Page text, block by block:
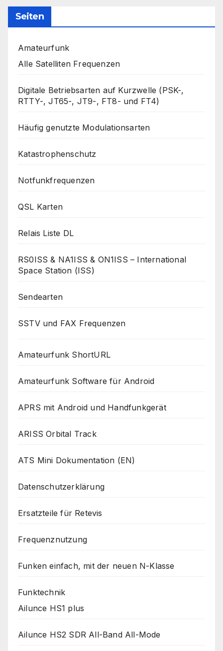
Seiten
Amateurfunk
Alle Satelliten Frequenzen
Digitale Betriebsarten auf Kurzwelle (PSK-,
RTTY-, JT65-, JT9-, FT8- und FT4)
Häufig genutzte Modulationsarten
Katastrophenschutz
Notfunkfrequenzen
QSL Karten
Relais Liste DL
RS0ISS & NA1ISS & ON1ISS – International
Space Station (ISS)
Sendearten
SSTV und FAX Frequenzen
Amateurfunk ShortURL
Amateurfunk Software für Android
APRS mit Android und Handfunkgerät
ARISS Orbital Track
ATS Mini Dokumentation (EN)
Datenschutzerklärung
Ersatzteile für Retevis
Frequenznutzung
Funken einfach, mit der neuen N-Klasse
Funktechnik
Ailunce HS1 plus
Ailunce HS2 SDR All-Band All-Mode